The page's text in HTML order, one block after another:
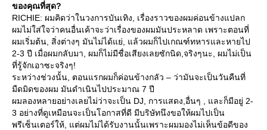
ของคุณที่สุด?
RICHIE: ผมคิดว่าในวงการบันเทิง, เรื่องราวของผมค่อนข้างแปลก
ผมไม่ใส่ใจว่าคนอื่นเค้าจะว่าเรื่องของผมมันประหลาด เพราะตอนที่
ผมเริ่มต้น, สิ่งต่างๆ มันไม่ได้แย่, แล้วผมก็ไปเกณฑ์ทหารและหายไป
2-3 ปี เมื่อผมกลับมา, ผมก็ไม่มีชื่อเสียงเลยซักนิด,จริงๆนะ, ผมไม่เป็น
ที่รู้จักเอาซะจริงๆ!
ระหว่างช่วงนั้น, ตอนแรกผมก็ค่อนข้างกลัว – ว่ามันจะเป็นวันคืนที่
มืดมิดของผม มันดำเนินไปประมาณ 7 ปี
ผมลองหลายอย่างเลยไม่ว่าจะเป็น DJ, การแสดง,อื่นๆ , และก็มีอยู่ 2-
3 อย่างที่ดูเหมือนจะเป็นโอกาสที่ดี มีบริษัทนึงขอให้ผมไปเป็น
พรีเซ็นเตอร์ให้, แต่ผมไม่ได้รับงานนั้นเพราะผมมองไม่เห็นข้อดีของ